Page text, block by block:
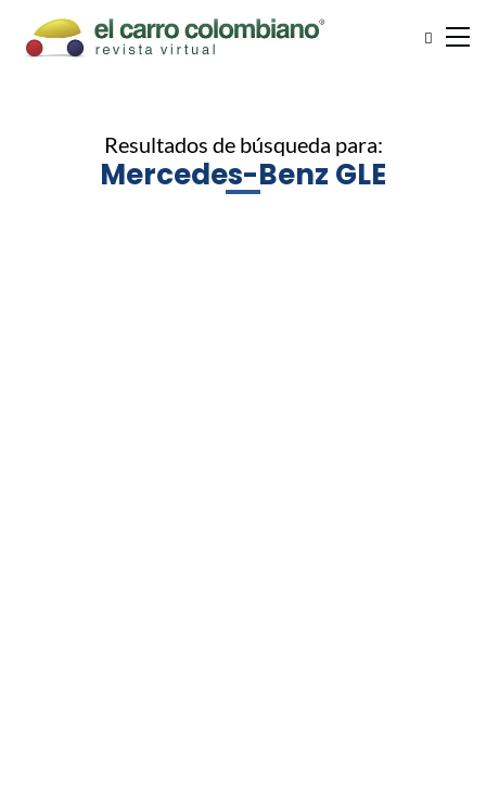
Resultados de búsqueda para:
Mercedes-Benz GLE